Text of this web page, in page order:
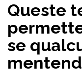
Queste
se